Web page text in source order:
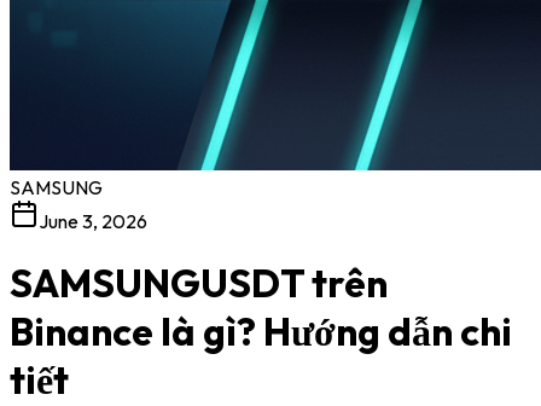
SAMSUNG
June 3, 2026
SAMSUNGUSDT trên
Binance là gì? Hướng dẫn chi
tiết